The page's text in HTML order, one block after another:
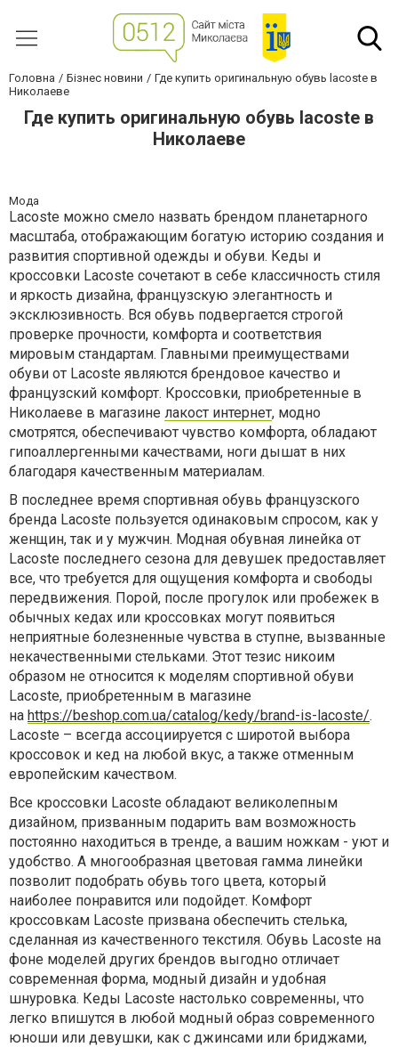
Головна Бізнес новини
Где купить оригинальную обувь lacoste в
Николаеве
Где купить оригинальную обувь lacoste в
Николаеве
Мода
Lacoste можно смело назвать брендом планетарного
масштаба, отображающим богатую историю создания и
развития спортивной одежды и обуви. Кеды и
кроссовки Lacoste сочетают в себе классичность стиля
и яркость дизайна, французскую элегантность и
эксклюзивность. Вся обувь подвергается строгой
проверке прочности, комфорта и соответствия
мировым стандартам. Главными преимуществами
обуви от Lacoste являются брендовое качество и
французский комфорт. Кроссовки, приобретенные в
Николаеве в магазине лакост интернет, модно
смотрятся, обеспечивают чувство комфорта, обладают
гипоаллергенными качествами, ноги дышат в них
благодаря качественным материалам.
В последнее время спортивная обувь французского
бренда Lacoste пользуется одинаковым спросом, как у
женщин, так и у мужчин. Модная обувная линейка от
Lacoste последнего сезона для девушек предоставляет
все, что требуется для ощущения комфорта и свободы
передвижения. Порой, после прогулок или пробежек в
обычных кедах или кроссовках могут появиться
неприятные болезненные чувства в ступне, вызванные
некачественными стельками. Этот тезис никоим
образом не относится к моделям спортивной обуви
Lacoste, приобретенным в магазине
на https://beshop.com.ua/catalog/kedy/brand-is-lacoste/.
Lacoste – всегда ассоциируется с широтой выбора
кроссовок и кед на любой вкус, а также отменным
европейским качеством.
Все кроссовки Lacoste обладают великолепным
дизайном, призванным подарить вам возможность
постоянно находиться в тренде, а вашим ножкам - уют и
удобство. А многообразная цветовая гамма линейки
позволит подобрать обувь того цвета, который
наиболее понравится или подойдет. Комфорт
кроссовкам Lacoste призвана обеспечить стелька,
сделанная из качественного текстиля. Обувь Lacoste на
фоне моделей других брендов выгодно отличает
современная форма, модный дизайн и удобная
шнуровка. Кеды Lacoste настолько современны, что
легко впишутся в любой модный образ современного
юноши или девушки, как с джинсами или бриджами,